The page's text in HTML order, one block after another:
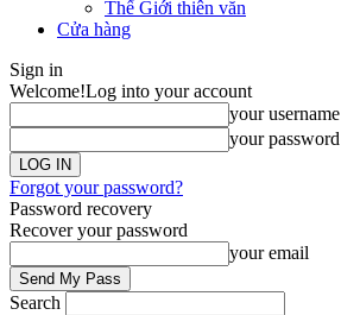
Thế Giới thiên văn
Cửa hàng
Sign in
Welcome!Log into your account
your username
your password
Forgot your password?
Password recovery
Recover your password
your email
Search